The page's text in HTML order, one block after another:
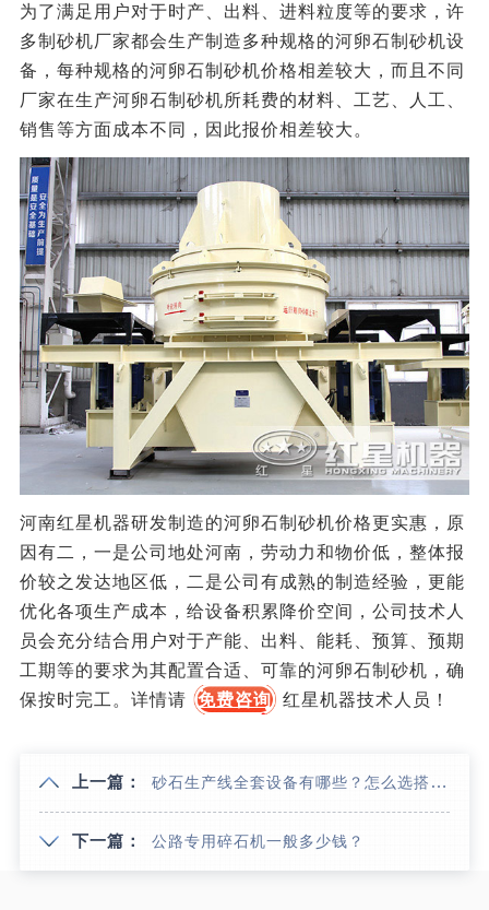
为了满足用户对于时产、出料、进料粒度等的要求，许
多制砂机厂家都会生产制造多种规格的河卵石制砂机设
备，每种规格的河卵石制砂机价格相差较大，而且不同
厂家在生产河卵石制砂机所耗费的材料、工艺、人工、
销售等方面成本不同，因此报价相差较大。
河南红星机器研发制造的河卵石制砂机价格更实惠，原
因有二，一是公司地处河南，劳动力和物价低，整体报
价较之发达地区低，二是公司有成熟的制造经验，更能
优化各项生产成本，给设备积累降价空间，公司技术人
员会充分结合用户对于产能、出料、能耗、预算、预期
工期等的要求为其配置合适、可靠的河卵石制砂机，确
保按时完工。详情请
免费咨询 红星机器技术人员！
上一篇： 砂石生产线全套设备有哪些？怎么选搭更划算
下一篇： 公路专用碎石机一般多少钱？